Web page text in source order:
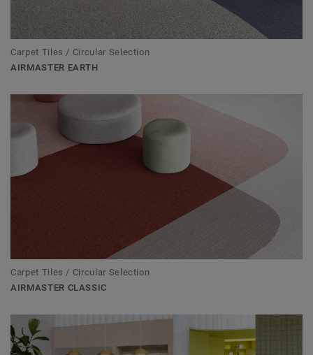
Carpet Tiles / Circular Selection
AIRMASTER EARTH
Carpet Tiles / Circular Selection
AIRMASTER CLASSIC